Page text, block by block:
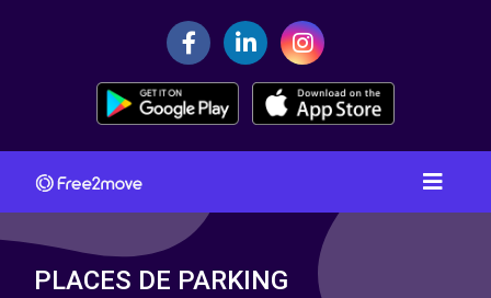
PLACES DE PARKING